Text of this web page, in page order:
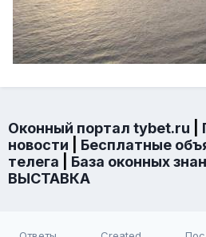
Оконный портал tybet.ru
новости
Бесплатные
телега
База оконных
ВЫСТАВКА